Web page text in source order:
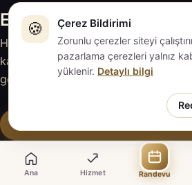
EVAPLUS İZMİT ile
Hizmeti inceleyin, sorularınızı
kapsam ve fiyat için EVAPLUS
görüşün.
WhatsApp ile Yaz
Ana Hizmet Randevu
🍪 Çerez Bildirimi
Zorunlu çerezler siteyi
pazarlama çerezleri yalnız
yüklenir. Detaylı bilgi